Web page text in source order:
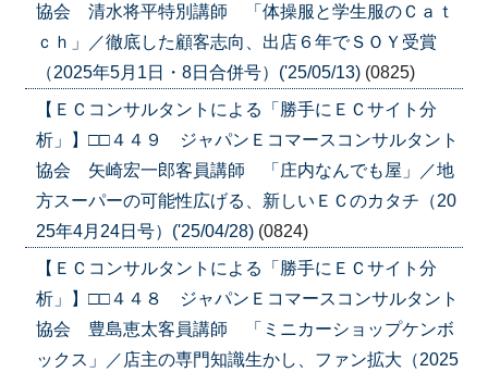
協会 清水将平特別講師 「体操服と学生服のＣａｔ
ｃｈ」／徹底した顧客志向、出店６年でＳＯＹ受賞
（2025年5月1日・8日合併号）('25/05/13) (0825)
【ＥＣコンサルタントによる「勝手にＥＣサイト分
析」】□□４４９ ジャパンＥコマースコンサルタント
協会 矢崎宏一郎客員講師 「庄内なんでも屋」／地
方スーパーの可能性広げる、新しいＥＣのカタチ（20
25年4月24日号）('25/04/28) (0824)
【ＥＣコンサルタントによる「勝手にＥＣサイト分
析」】□□４４８ ジャパンＥコマースコンサルタント
協会 豊島恵太客員講師 「ミニカーショップケンボ
ックス」／店主の専門知識生かし、ファン拡大（2025